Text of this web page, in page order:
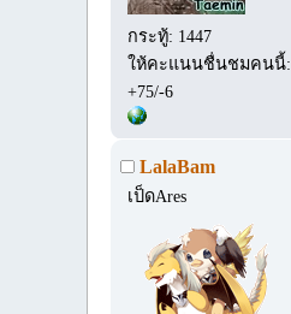
กระทู้: 1447
ให้คะแนนชื่นชมคนนี้:
+75/-6
LalaBam
เป็ดAres